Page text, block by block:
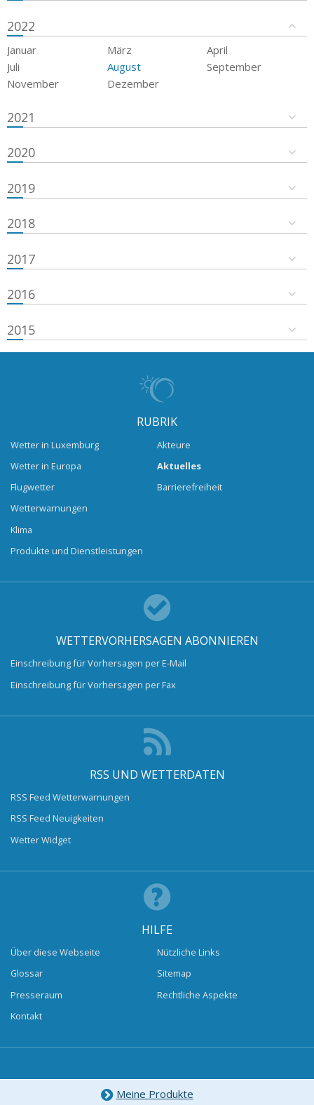
2022
Januar März
April
Juli
August
September
November
Dezember
2021
2020
2019
2018
2017
2016
2015
RUBRIK
Wetter in Luxemburg
Wetter in Europa
Flugwetter
Wetterwarnungen
Klima
Produkte und Dienstleistungen
Akteure
Aktuelles
Barrierefreiheit
WETTERVORHERSAGEN ABONNIEREN
Einschreibung für Vorhersagen per E-Mail
Einschreibung für Vorhersagen per Fax
RSS UND WETTERDATEN
RSS Feed Wetterwarnungen
RSS Feed Neuigkeiten
Wetter Widget
HILFE
Über diese Webseite
Glossar
Presseraum
Kontakt
Nützliche Links
Sitemap
Rechtliche Aspekte
Meine Produkte